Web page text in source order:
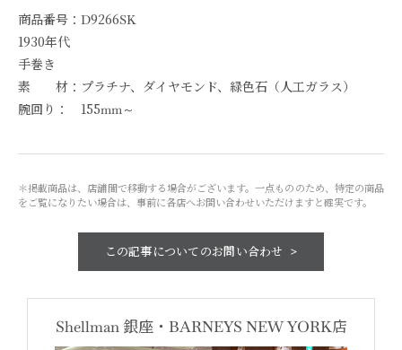
商品番号：D9266SK
1930年代
手巻き
素 材：プラチナ、ダイヤモンド、緑色石（人工ガラス）
腕回り： 155mm～
＊掲載商品は、店舗間で移動する場合がございます。一点もののため、特定の商品
をご覧になりたい場合は、事前に各店へお問い合わせいただけますと確実です。
この記事についてのお問い合わせ
Shellman 銀座・ BARNEYS NEW YORK店